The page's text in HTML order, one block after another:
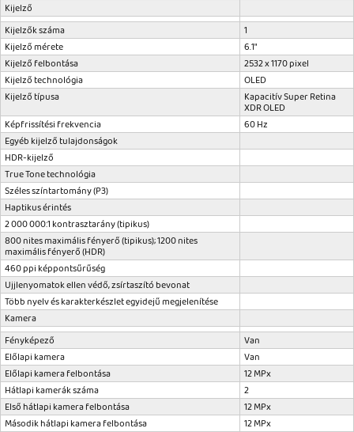
Kijelző
Kijelzők száma
1
Kijelző mérete
6.1"
Kijelző felbontása
2532 x 1170 pixel
Kijelző technológia
OLED
Kijelző típusa
Kapacitív Super Retina
XDR OLED
Képfrissítési frekvencia
60 Hz
Egyéb kijelző tulajdonságok
HDR-kijelző
True Tone technológia
Széles szín­tartomány (P3)
Haptikus érintés
2 000 000:1 kontrasztarány (tipikus)
800 nites maximális fényerő (tipikus); 1200 nites
maximális fényerő (HDR)
460 ppi képpontsűrűség
Ujjlenyomatok ellen védő, zsírtaszító bevonat
Több nyelv és karakterkészlet egyidejű megjelenítése
Kamera
Fényképező
Van
Előlapi kamera
Van
Előlapi kamera felbontása
12 MPx
Hátlapi kamerák száma
2
Első hátlapi kamera felbontása
12 MPx
Második hátlapi kamera felbontása
12 MPx